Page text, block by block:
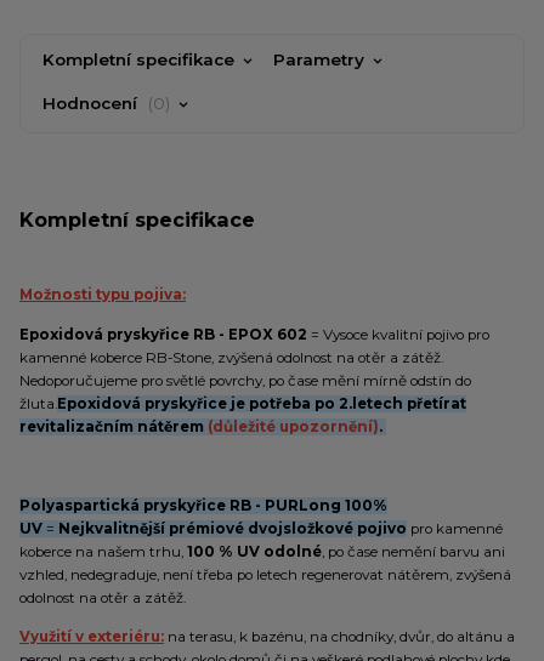
Kompletní specifikace Parametry
Hodnocení 0
Kompletní specifikace
Možnosti typu pojiva:
Epoxidová pryskyřice RB - EPOX 602 = Vysoce kvalitní pojivo pro
kamenné koberce RB-Stone, zvýšená odolnost na otěr a zátěž.
Nedoporučujeme pro světlé povrchy, po čase mění mírně odstín do
žluta. Epoxidová pryskyřice je potřeba po 2.letech přetírat
revitalizačním nátěrem (důležité upozornění).
Polyaspartická pryskyřice RB - PURLong 100%
UV = Nejkvalitnější prémiové dvojsložkové pojivo pro kamenné
koberce na našem trhu, 100 % UV odolné , po čase nemění barvu ani
vzhled, nedegraduje, není třeba po letech regenerovat nátěrem, zvýšená
odolnost na otěr a zátěž.
Využití v exteriéru: na terasu, k bazénu, na chodníky, dvůr, do altánu a